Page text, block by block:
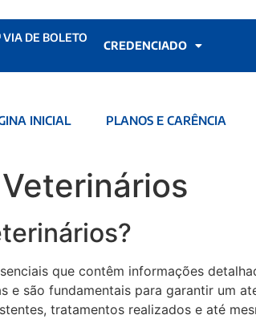
VIA DE BOLETO
CREDENCIADO
INICIAL PLANOS E CARÊNCIA
que contêm informações
e são fundamentais para garantir um
tratamentos realizados e até